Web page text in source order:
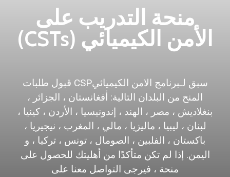
منحة التدريب على
الأمن الكيميائي (CSTs)
سبق لـبرنامج الامن الكيميائيCSP قبول طلبات
المنح من البلدان التالية: أفغانستان ، الجزائر ،
بنغلاديش ، مصر ، الهند ، إندونيسيا ، الأردن ، كينيا ،
لبنان ، ليبيا ، ماليزيا ، مالي ، المغرب ، نيجيريا ،
باكستان ، الفلبين ، الصومال ، تونس ، تركيا ، و
اليمن. إذا لم تكن متأكدًا من أهليتك للحصول على
منحة ، فيرجى التواصل معنا على